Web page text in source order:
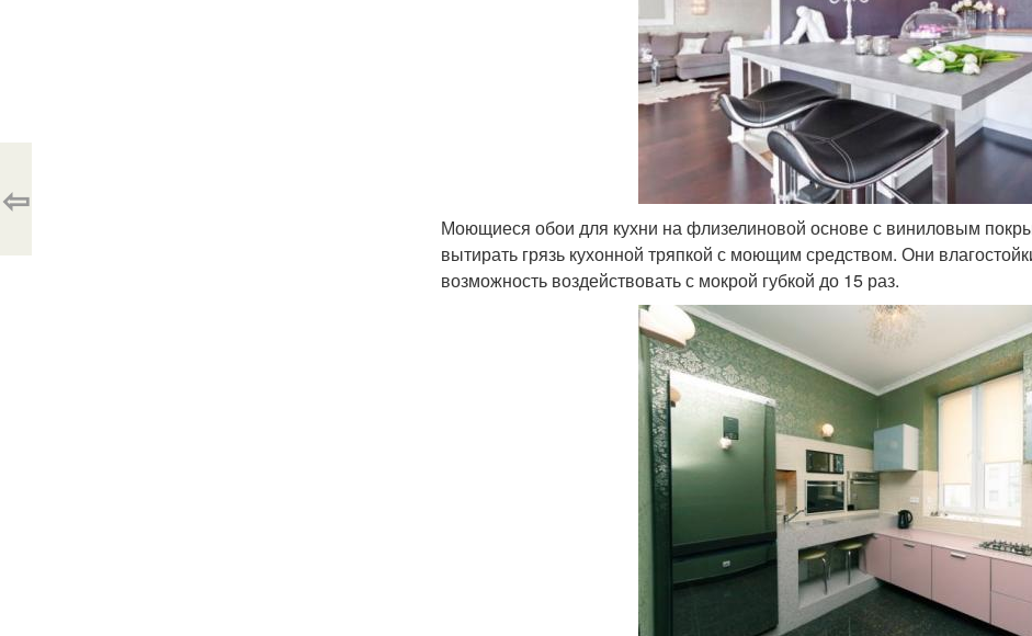
Моющиеся обои для кухни на флизелиновой основе с виниловым
вытирать грязь кухонной тряпкой с моющим средством. Они
возможность воздействовать с мокрой губкой до 15 раз.
⇦